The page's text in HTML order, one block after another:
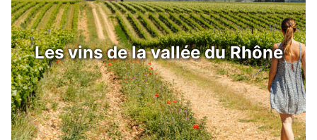
Les vins de la vallée du Rhône